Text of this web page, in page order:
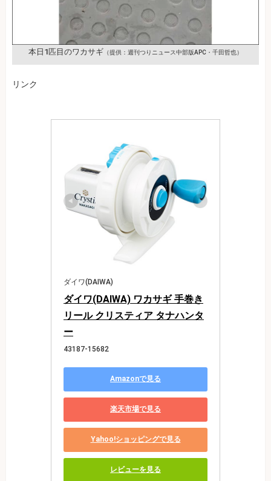
本日1匹目のワカサギ （提供：週刊つりニュース中部版APC・千田哲也）
リンク
ダイワ(DAIWA)
ダイワ(DAIWA) ワカサギ 手巻き
リール クリスティア タナハンタ
ー
43187-15682
Amazonで見る
楽天市場で見る
Yahoo!ショッピングで見る
レビューを見る